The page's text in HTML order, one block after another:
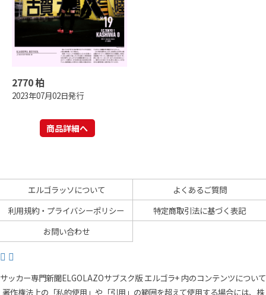
2770 柏
2023年07月02日発行
商品詳細へ
エルゴラッソについて
よくあるご質問
利用規約・プライバシーポリシー
特定商取引法に基づく表記
お問い合わせ
サッカー専門新聞ELGOLAZOサブスク版 エルゴラ+ 内のコンテンツについて
著作権法上の「私的使用」や「引用」の範囲を超えて使用する場合には、株